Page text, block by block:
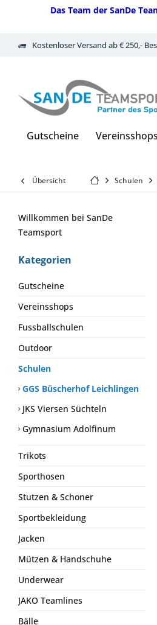
Das Team der SanDe
Kostenloser Versand ab € 250,-
Gutscheine Vereinsshops
Übersicht Schulen
Willkommen bei SanDe
Teamsport
Kategorien
Gutscheine
Vereinsshops
Fussballschulen
Outdoor
Schulen
GGS Büscherhof Leichlingen
JKS Viersen Süchteln
Gymnasium Adolfinum
Trikots
Sporthosen
Stutzen & Schoner
Sportbekleidung
Jacken
Mützen & Handschuhe
Underwear
JAKO Teamlines
Bälle